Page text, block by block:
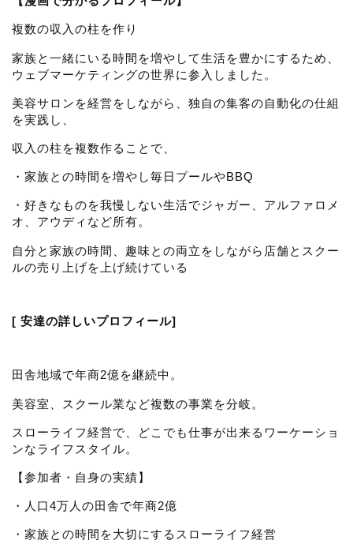
複数の収入の柱を作り
家族と一緒にいる時間を増やして生活を豊かにするため、
ウェブマーケティングの世界に参入しました。
美容サロンを経営をしながら、独自の集客の自動化の仕組
を実践し、
収入の柱を複数作ることで、
・家族との時間を増やし毎日プールやBBQ
・好きなものを我慢しない生活でジャガー、アルファロメ
オ、アウディなど所有。
自分と家族の時間、趣味との両立をしながら店舗とスクー
ルの売り上げを上げ続けている
[ 安達の詳しいプロフィール]
田舎地域で年商2億を継続中。
美容室、スクール業など複数の事業を分岐。
スローライフ経営で、どこでも仕事が出来るワーケーショ
ンなライフスタイル。
【参加者・自身の実績】
・人口4万人の田舎で年商2億
・家族との時間を大切にするスローライフ経営